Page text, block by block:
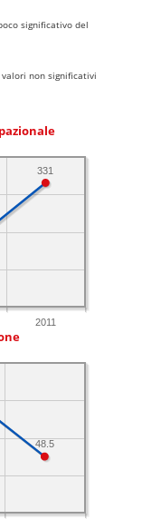
significativo del
non significativi
2011
331
48.5